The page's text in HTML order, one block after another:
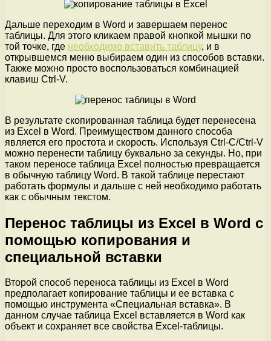
Дальше переходим в Word и завершаем перенос
таблицы. Для этого кликаем правой кнопкой мышки по
той точке, где необходимо вставить таблицу, и в
открывшемся меню выбираем один из способов вставки.
Также можно просто воспользоваться комбинацией
клавиш Ctrl-V.
В результате скопированная таблица будет перенесена
из Excel в Word. Преимуществом данного способа
является его простота и скорость. Используя Ctrl-C/Ctrl-V
можно перенести таблицу буквально за секунды. Но, при
таком переносе таблица Excel полностью превращается
в обычную таблицу Word. В такой таблице перестают
работать формулы и дальше с ней необходимо работать
как с обычным текстом.
Перенос таблицы из Excel в Word с
помощью копирования и
специальной вставки
Второй способ переноса таблицы из Excel в Word
предполагает копирование таблицы и ее вставка с
помощью инструмента «Специальная вставка». В
данном случае таблица Excel вставляется в Word как
объект и сохраняет все свойства Excel-таблицы.